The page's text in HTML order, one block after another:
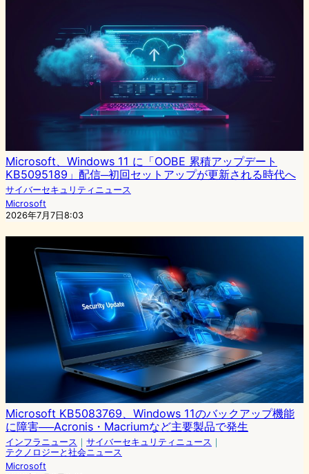
Microsoft、Windows 11 に「OOBE 累積アップデート
KB5095189」配信─初回セットアップが更新される時代へ
サイバーセキュリティニュース
Microsoft
2026年7月7日8:03
Microsoft KB5083769、Windows 11のバックアップ機能
に障害──Acronis・Macriumなど主要製品で発生
インフラニュース ｜ サイバーセキュリティニュース ｜
テクノロジーと社会ニュース
Microsoft